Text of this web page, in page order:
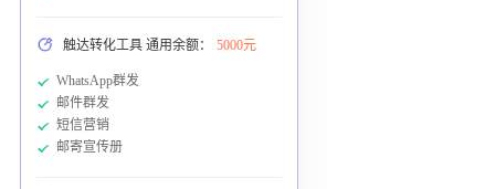
触达转化工具 通用余额： 5000元
WhatsApp群发
邮件群发
短信营销
邮寄宣传册